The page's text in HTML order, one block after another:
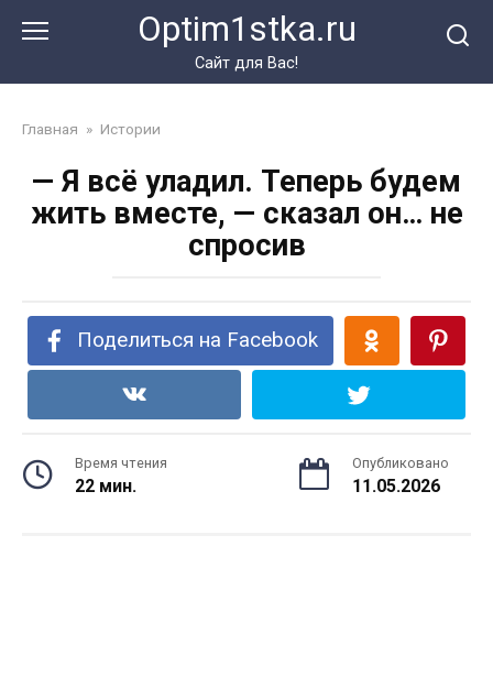
Optim1stka.ru
Сайт для Вас!
Главная » Истории
— Я всё уладил. Теперь будем
жить вместе, — сказал он… не
спросив
Поделиться на Facebook
Время чтения
22 мин.
Опубликовано
11.05.2026